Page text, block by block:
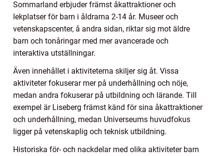
Sommarland erbjuder främst åkattraktioner och
lekplatser för barn i åldrarna 2-14 år. Museer och
vetenskapscenter, å andra sidan, riktar sig mot äldre
barn och tonåringar med mer avancerade och
interaktiva utställningar.
Även innehållet i aktiviteterna skiljer sig åt. Vissa
aktiviteter fokuserar mer på underhållning och nöje,
medan andra fokuserar på utbildning och lärande. Till
exempel är Liseberg främst känd för sina åkattraktioner
och underhållning, medan Universeums huvudfokus
ligger på vetenskaplig och teknisk utbildning.
Historiska för- och nackdelar med olika aktiviteter barn